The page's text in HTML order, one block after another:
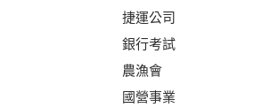
捷運公司
銀行考試
農漁會
國營事業